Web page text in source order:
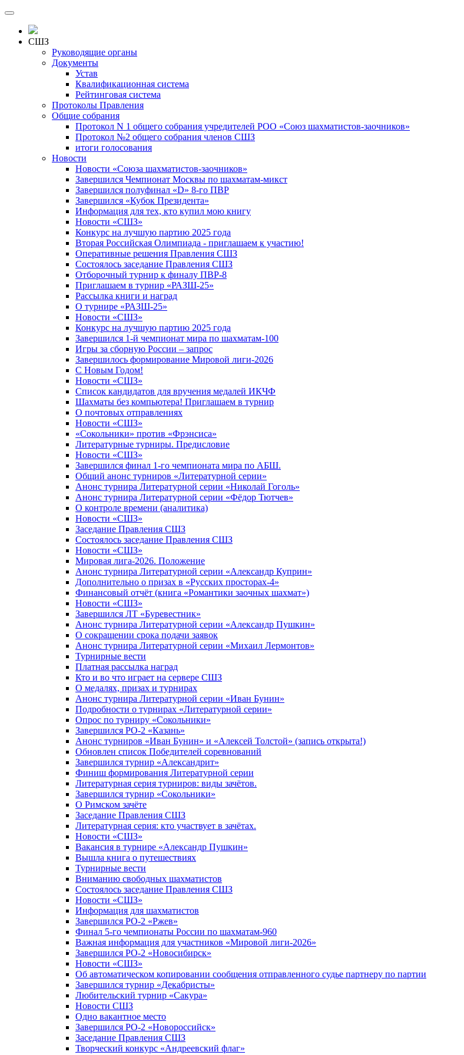
СШЗ
Руководящие органы
Документы
Устав
Квалификационная система
Рейтинговая система
Протоколы Правления
Общие собрания
Протокол N 1 общего собрания учредителей РОО «Союз шахматистов-заочников»
Протокол №2 общего собрания членов СШЗ
итоги голосования
Новости
Новости «Союза шахматистов-заочников»
Завершился Чемпионат Москвы по шахматам-микст
Завершился полуфинал «D» 8-го ПВР
Завершился «Кубок Президента»
Информация для тех, кто купил мою книгу
Новости «СШЗ»
Конкурс на лучшую партию 2025 года
Вторая Российская Олимпиада - приглашаем к участию!
Оперативные решения Правления СШЗ
Состоялось заседание Правления СШЗ
Отборочный турнир к финалу ПВР-8
Приглашаем в турнир «РАЗШ-25»
Рассылка книги и наград
О турнире «РАЗШ-25»
Новости «СШЗ»
Конкурс на лучшую партию 2025 года
Завершился 1-й чемпионат мира по шахматам-100
Игры за сборную России – запрос
Завершилось формирование Мировой лиги-2026
С Новым Годом!
Новости «СШЗ»
Список кандидатов для вручения медалей ИКЧФ
Шахматы без компьютера! Приглашаем в турнир
О почтовых отправлениях
Новости «СШЗ»
«Сокольники» против «Фрэнсиса»
Литературные турниры. Предисловие
Новости «СШЗ»
Завершился финал 1-го чемпионата мира по АБШ.
Общий анонс турниров «Литературной серии»
Анонс турнира Литературной серии «Николай Гоголь»
Анонс турнира Литературной серии «Фёдор Тютчев»
О контроле времени (аналитика)
Новости «СШЗ»
Заседание Правления СШЗ
Состоялось заседание Правления СШЗ
Новости «СШЗ»
Мировая лига-2026. Положение
Анонс турнира Литературной серии «Александр Куприн»
Дополнительно о призах в «Русских просторах-4»
Финансовый отчёт (книга «Романтики заочных шахмат»)
Новости «СШЗ»
Завершился ЛТ «Буревестник»
Анонс турнира Литературной серии «Александр Пушкин»
О сокращении срока подачи заявок
Анонс турнира Литературной серии «Михаил Лермонтов»
Турнирные вести
Платная рассылка наград
Кто и во что играет на сервере СШЗ
О медалях, призах и турнирах
Анонс турнира Литературной серии «Иван Бунин»
Подробности о турнирах «Литературной серии»
Опрос по турниру «Сокольники»
Завершился РО-2 «Казань»
Анонс турниров «Иван Бунин» и «Алексей Толстой» (запись открыта!)
Обновлен список Победителей соревнований
Завершился турнир «Александрит»
Финиш формирования Литературной серии
Литературная серия турниров: виды зачётов.
Завершился турнир «Сокольники»
О Римском зачёте
Заседание Правления СШЗ
Литературная серия: кто участвует в зачётах.
Новости «СШЗ»
Вакансия в турнире «Александр Пушкин»
Вышла книга о путешествиях
Турнирные вести
Вниманию свободных шахматистов
Состоялось заседание Правления СШЗ
Новости «СШЗ»
Информация для шахматистов
Завершился РО-2 «Ржев»
Финал 5-го чемпионаты России по шахматам-960
Важная информация для участников «Мировой лиги-2026»
Завершился РО-2 «Новосибирск»
Новости «СШЗ»
Об автоматическом копировании сообщения отправленного судье партнеру по партии
Завершился турнир «Декабристы»
Любительский турнир «Сакура»
Новости СШЗ
Одно вакантное место
Завершился РО-2 «Новороссийск»
Заседание Правления СШЗ
Творческий конкурс «Андреевский флаг»